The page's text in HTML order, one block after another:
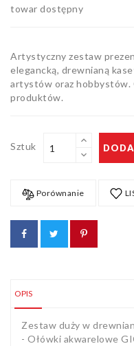
towar dostępny
Artystyczny zestaw
elegancką, drewnianą
artystów oraz hobbystów.
produktów.
Sztuk
Porównanie
OPIS
Zestaw duży w
- Ołówki akwarelowe